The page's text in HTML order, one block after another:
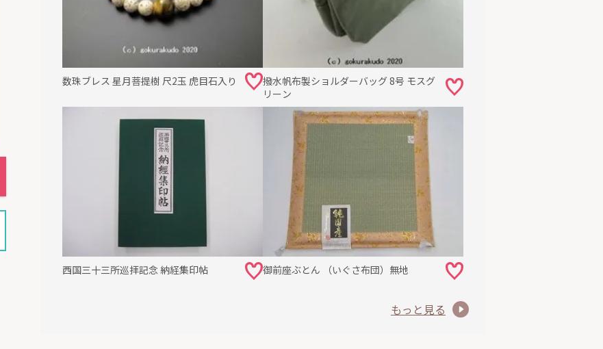
数珠ブレス 星月菩提樹 尺2玉 虎目石入り
撥水帆布製ショルダーバッグ 8号 モスグ
リーン
西国三十三所巡拝記念 納経集印帖 御前座ぶとん （いぐさ布団）無地
もっと見る